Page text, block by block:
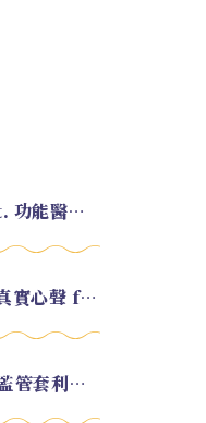
EP.220 好久不見！2026 試錄集 feat. 功能醫學營養師 美寶
EP.219 從銀行高管轉職幣圈 KOL 的真實心聲 feat.龜大
EP.217 美元穩定幣未來會如何演進？監管套利終將收斂？feat. 研究員 余哲安